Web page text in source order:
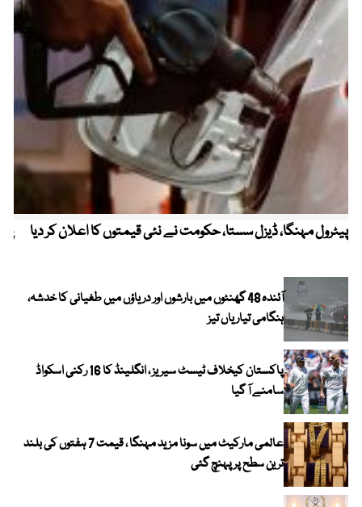
پیٹرول مہنگا، ڈیزل سستا، حکومت نے نئی قیمتوں کا اعلان کر دیا
آئندہ 48 گھنٹوں میں بارشوں اور دریاؤں میں طغیانی کا خدشہ،
ہنگامی تیاریاں تیز
پاکستان کیخلاف ٹیسٹ سیریز ، انگلینڈ کا 16 رکنی اسکواڈ
سامنے آ گیا
عالمی مارکیٹ میں سونا مزید مہنگا ، قیمت 7 ہفتوں کی بلند
ترین سطح پر پہنچ گئی